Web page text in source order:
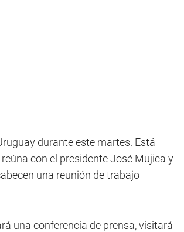
durante este martes. Está
con el presidente José Mujica y
una reunión de trabajo
una conferencia de prensa, visitará